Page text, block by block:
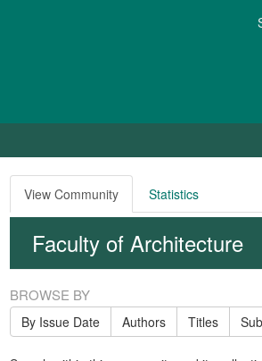
View Community Statistics
Faculty of Architecture
BROWSE BY
By Issue Date Authors Titles